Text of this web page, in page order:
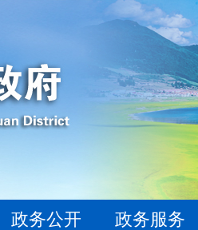
政务公开 政务服务